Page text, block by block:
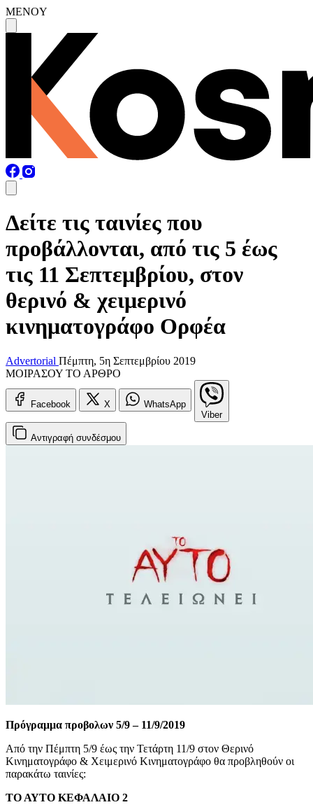
MENOY
Δείτε τις ταινίες που
προβάλλονται, από τις 5 έως
τις 11 Σεπτεμβρίου, στον
θερινό & χειμερινό
κινηματογράφο Ορφέα
Advertorial Πέμπτη, 5η Σεπτεμβρίου 2019
ΜΟΙΡΑΣΟΥ ΤΟ ΑΡΘΡΟ
Facebook X
WhatsApp
Viber
Αντιγραφή συνδέσμου
Πρόγραμμα προβολων 5/9 – 11/9/2019
Από την Πέμπτη 5/9 έως την Τετάρτη 11/9 στον Θερινό
Κινηματογράφο & Χειμερινό Κινηματογράφο θα προβληθούν οι
παρακάτω ταινίες:
ΤΟ ΑΥΤΟ ΚΕΦΑΛΑΙΟ 2